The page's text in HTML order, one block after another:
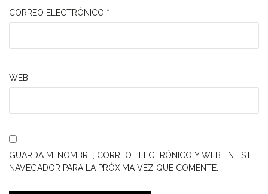
CORREO ELECTRÓNICO *
WEB
GUARDA MI NOMBRE, CORREO ELECTRÓNICO Y WEB EN ESTE
NAVEGADOR PARA LA PRÓXIMA VEZ QUE COMENTE.